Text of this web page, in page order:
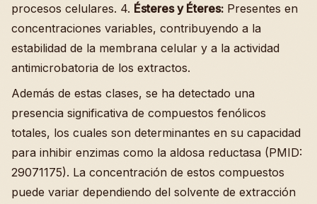
procesos celulares. 4. Ésteres y Éteres: Presentes en
concentraciones variables, contribuyendo a la
estabilidad de la membrana celular y a la actividad
antimicrobatoria de los extractos.
Además de estas clases, se ha detectado una
presencia significativa de compuestos fenólicos
totales, los cuales son determinantes en su capacidad
para inhibir enzimas como la aldosa reductasa (PMID:
29071175). La concentración de estos compuestos
puede variar dependiendo del solvente de extracción